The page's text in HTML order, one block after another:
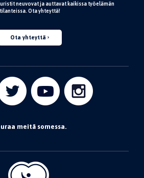
neuvovat ja auttavat kaikissa työelämän
tilanteissa. Ota yhteyttä!
Ota yhteyttä
meitä somessa.